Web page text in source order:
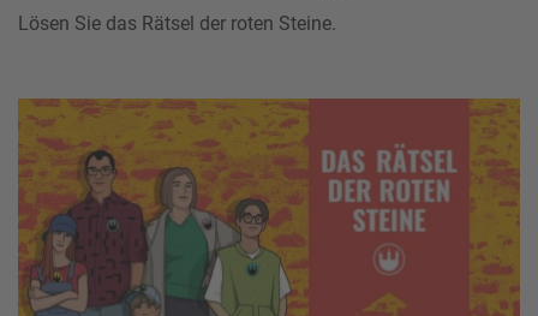
Lösen Sie das Rätsel der roten Steine.